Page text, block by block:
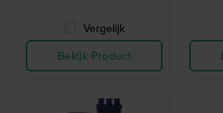
Vergelijk
Bekijk Product